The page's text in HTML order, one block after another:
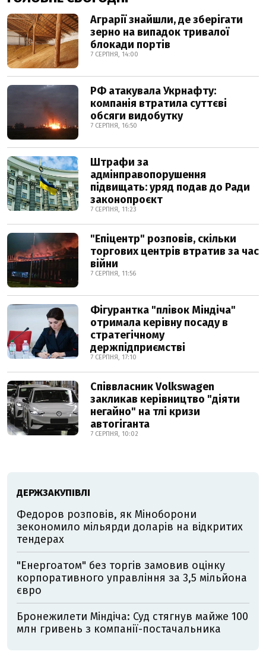
Аграрії знайшли, де зберігати
зерно на випадок тривалої
блокади портів
7 СЕРПНЯ, 14:00
РФ атакувала Укрнафту:
компанія втратила суттєві
обсяги видобутку
7 СЕРПНЯ, 16:50
Штрафи за
адмінправопорушення
підвищать: уряд подав до Ради
законопроєкт
7 СЕРПНЯ, 11:23
"Епіцентр" розповів, скільки
торгових центрів втратив за час
війни
7 СЕРПНЯ, 11:56
Фігурантка "плівок Міндіча"
отримала керівну посаду в
стратегічному
держпідприємстві
7 СЕРПНЯ, 17:10
Співвласник Volkswagen
закликав керівництво "діяти
негайно" на тлі кризи
автогіганта
7 СЕРПНЯ, 10:02
ДЕРЖЗАКУПІВЛІ
Федоров розповів, як Міноборони
зекономило мільярди доларів на відкритих
тендерах
"Енергоатом" без торгів замовив оцінку
корпоративного управління за 3,5 мільйона
євро
Бронежилети Міндіча: Суд стягнув майже 100
млн гривень з компанії-постачальника